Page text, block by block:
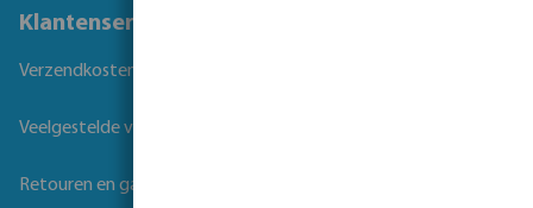
Klantenservice
Verzendkosten
Veelgestelde vragen
Retouren en garantie